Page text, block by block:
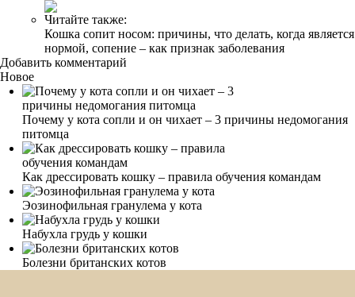
Читайте также:
Кошка сопит носом: причины, что делать, когда является
нормой, сопение – как признак заболевания
Добавить комментарий
Новое
Почему у кота сопли и он чихает – 3 причины недомогания
питомца
Как дрессировать кошку – правила обучения командам
Эозинофильная гранулема у кота
Набухла грудь у кошки
Болезни британских котов